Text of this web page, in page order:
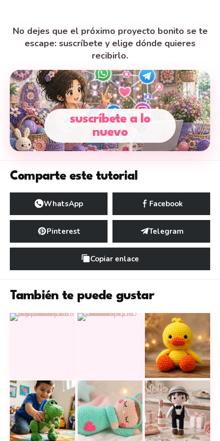
No dejes que el próximo proyecto bonito se te
escape: suscríbete y elige dónde quieres
recibirlo.
suscríbete a lo
nuevo
Comparte este tutorial
WhatsApp Facebook
Pinterest Telegram
Copiar enlace
También te puede gustar
17 muñecas reversibles a crochet que esconden
Dulces caballitos a crochet que
Este pato